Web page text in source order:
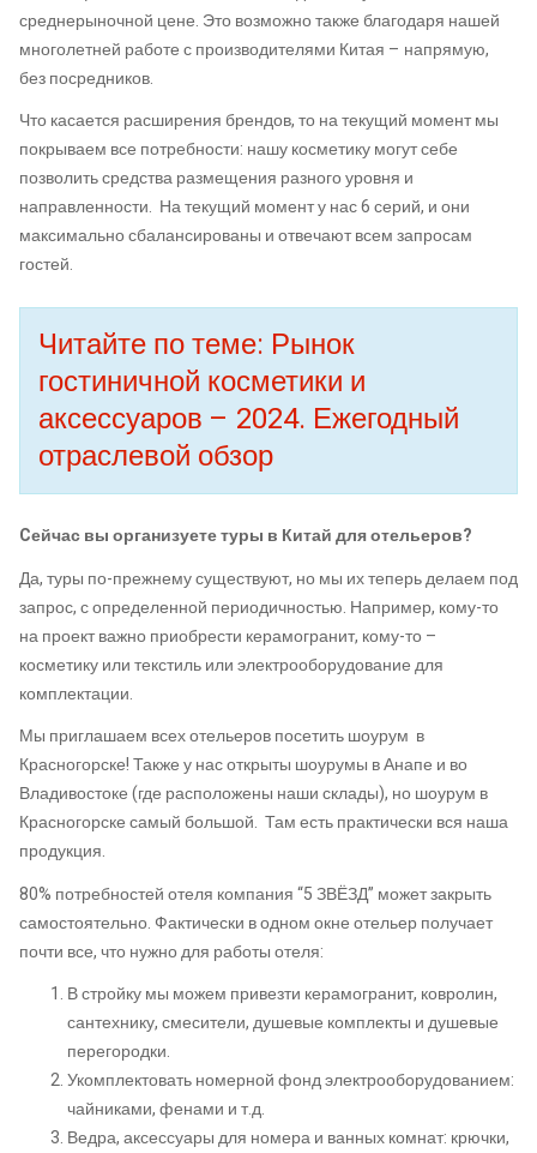
среднерыночной цене. Это возможно также благодаря нашей
многолетней работе с производителями Китая – напрямую,
без посредников.
Что касается расширения брендов, то на текущий момент мы
покрываем все потребности: нашу косметику могут себе
позволить средства размещения разного уровня и
направленности. На текущий момент у нас 6 серий, и они
максимально сбалансированы и отвечают всем запросам
гостей.
Читайте по теме: Рынок
гостиничной косметики и
аксессуаров – 2024. Ежегодный
отраслевой обзор
Cейчас вы организуете туры в Китай для отельеров?
Да, туры по-прежнему существуют, но мы их теперь делаем под
запрос, с определенной периодичностью. Например, кому-то
на проект важно приобрести керамогранит, кому-то –
косметику или текстиль или электрооборудование для
комплектации.
Мы приглашаем всех отельеров посетить шоурум в
Красногорске! Также у нас открыты шоурумы в Анапе и во
Владивостоке (где расположены наши склады), но шоурум в
Красногорске самый большой. Там есть практически вся наша
продукция.
80% потребностей отеля компания “5 ЗВЁЗД” может закрыть
самостоятельно. Фактически в одном окне отельер получает
почти все, что нужно для работы отеля:
В стройку мы можем привезти керамогранит, ковролин,
сантехнику, смесители, душевые комплекты и душевые
перегородки.
Укомплектовать номерной фонд электрооборудованием:
чайниками, фенами и т.д.
Ведра, аксессуары для номера и ванных комнат: крючки,